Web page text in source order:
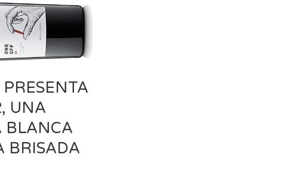
UNA
BLANCA
BRISADA